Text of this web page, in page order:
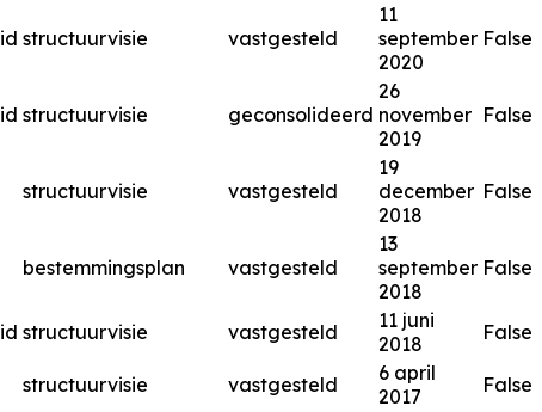
structuurvisie vastgesteld
11
september
2020
False
structuurvisie geconsolideerd
26
november
2019
False
structuurvisie vastgesteld
19
december
2018
False
bestemmingsplan vastgesteld
13
september
2018
False
structuurvisie vastgesteld
11 juni
2018
False
structuurvisie vastgesteld
6 april
2017
False